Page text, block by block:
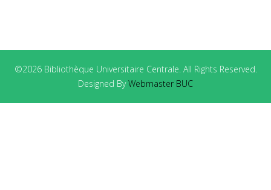
©2026 Bibliothèque Universitaire Centrale. All Rights Reserved.
Designed ByWebmaster BUC